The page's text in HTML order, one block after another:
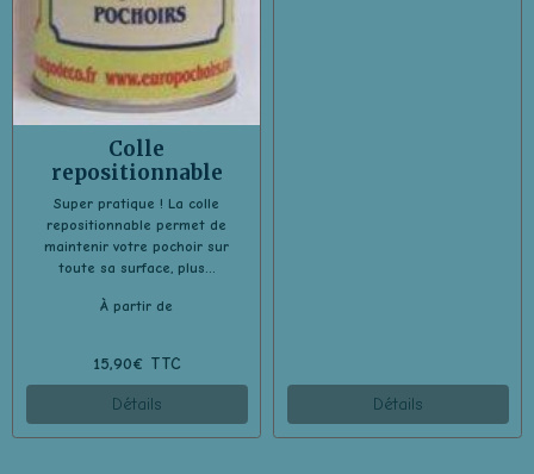
Colle
repositionnable
Super pratique ! La colle
repositionnable permet de
maintenir votre pochoir sur
toute sa surface, plus...
À partir de
15,90€ TTC
Détails Détails